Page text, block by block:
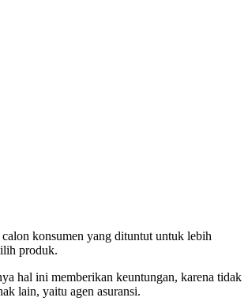
konsumen yang dituntut untuk lebih
produk.
hal ini memberikan keuntungan, karena tidak
lain, yaitu agen asuransi.